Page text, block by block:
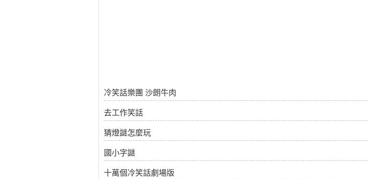
冷笑話樂團 沙朗牛肉
去工作笑話
猜燈謎怎麼玩
國小字謎
十萬個冷笑話劇場版